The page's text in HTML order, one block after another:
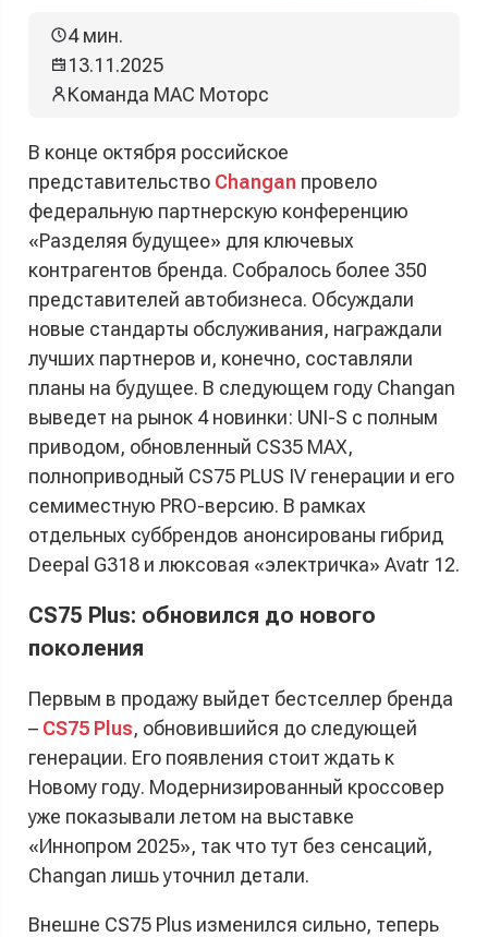
4 мин.
13.11.2025
Команда МАС Моторс
В конце октября российское
представительство Changan провело
федеральную партнерскую конференцию
«Разделяя будущее» для ключевых
контрагентов бренда. Собралось более 350
представителей автобизнеса. Обсуждали
новые стандарты обслуживания, награждали
лучших партнеров и, конечно, составляли
планы на будущее. В следующем году Changan
выведет на рынок 4 новинки: UNI-S с полным
приводом, обновленный CS35 MAX,
полноприводный CS75 PLUS IV генерации и его
семиместную PRO-версию. В рамках
отдельных суббрендов анонсированы гибрид
Deepal G318 и люксовая «электричка» Avatr 12.
CS75 Plus: обновился до нового
поколения
Первым в продажу выйдет бестселлер бренда
– CS75 Plus, обновившийся до следующей
генерации. Его появления стоит ждать к
Новому году. Модернизированный кроссовер
уже показывали летом на выставке
«Иннопром 2025», так что тут без сенсаций,
Changan лишь уточнил детали.
Внешне CS75 Plus изменился сильно, теперь